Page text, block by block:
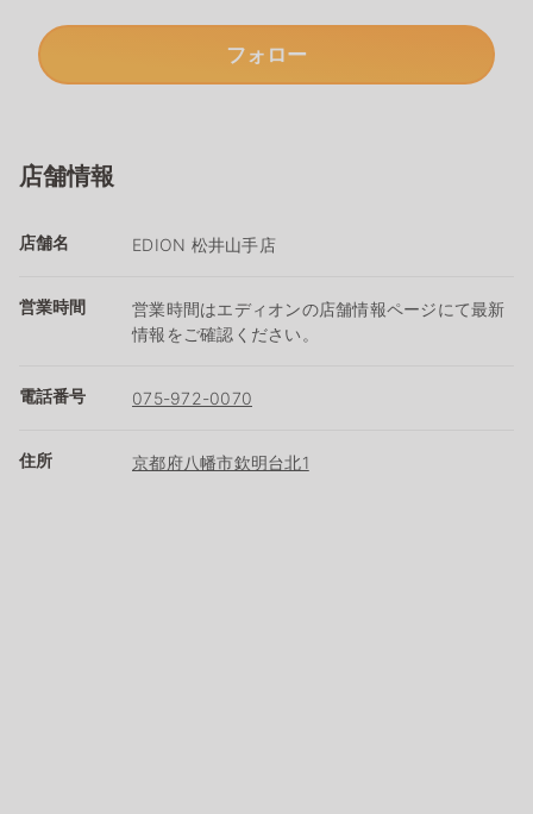
フォロー
店舗情報
店舗名 EDION 松井山手店
営業時間
営業時間はエディオンの店舗情報ページにて最新
情報をご確認ください。
電話番号 075-972-0070
住所 京都府八幡市欽明台北1